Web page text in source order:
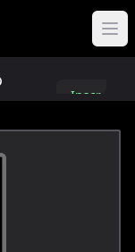
Inscreva-